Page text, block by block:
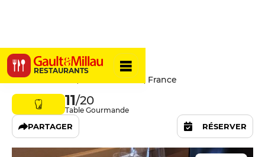
RESTAURANTS
Le Sarment
37 Rue du Pont, 89000 Auxerre, France
11/20
Table Gourmande
PARTAGER RÉSERVER